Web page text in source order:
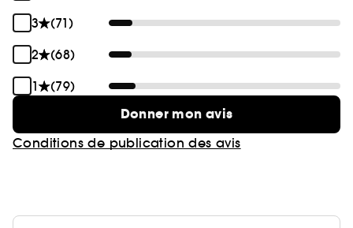
3
(71)
2
(68)
1
(79)
Donner mon avis
Conditions de publication des avis